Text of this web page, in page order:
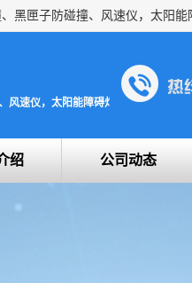
速仪，太阳能障碍灯安全提示灯
绍 公司动态